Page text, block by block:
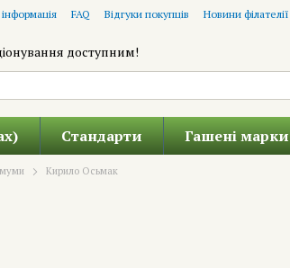
FAQ Відгуки покупців Новини філателії
доступним!
Стандарти Гашені марки
Кирило Осьмак